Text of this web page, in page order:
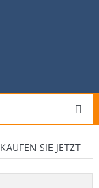
SIE JETZT